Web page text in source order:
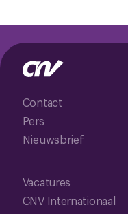
Contact
Pers
Nieuwsbrief
Vacatures
CNV Internationaal